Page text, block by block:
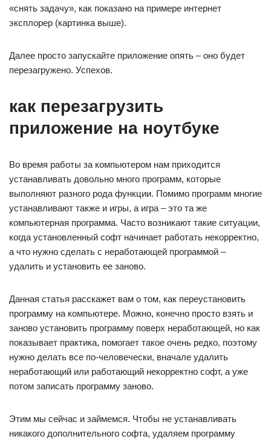
«снять задачу», как показано на примере интернет
эксплорер (картинка выше).
Далее просто запускайте приложение опять – оно будет
перезагружено. Успехов.
как перезагрузить
приложение на ноутбуке
Во время работы за компьютером нам приходится
устанавливать довольно много программ, которые
выполняют разного рода функции. Помимо программ многие
устанавливают также и игры, а игра – это та же
компьютерная программа. Часто возникают такие ситуации,
когда установленный софт начинает работать некорректно,
а что нужно сделать с неработающей программой –
удалить и установить ее заново.
Данная статья расскажет вам о том, как переустановить
программу на компьютере. Можно, конечно просто взять и
заново установить программу поверх неработающей, но как
показывает практика, помогает такое очень редко, поэтому
нужно делать все по-человечески, вначале удалить
неработающий или работающий некорректно софт, а уже
потом записать программу заново.
Этим мы сейчас и займемся. Чтобы не устанавливать
никакого дополнительного софта, удаляем программу